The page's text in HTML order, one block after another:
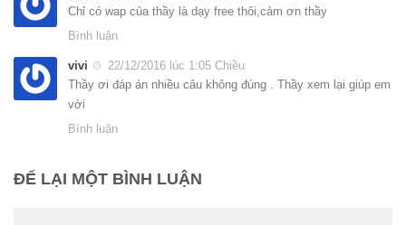
Chỉ có wap của thầy là dạy free thôi,cảm ơn thầy
Bình luận
vivi
22/12/2016 lúc 1:05 Chiều
Thầy ơi đáp án nhiều câu không đúng . Thầy xem lại giúp em
với
Bình luận
ĐỂ LẠI MỘT BÌNH LUẬN